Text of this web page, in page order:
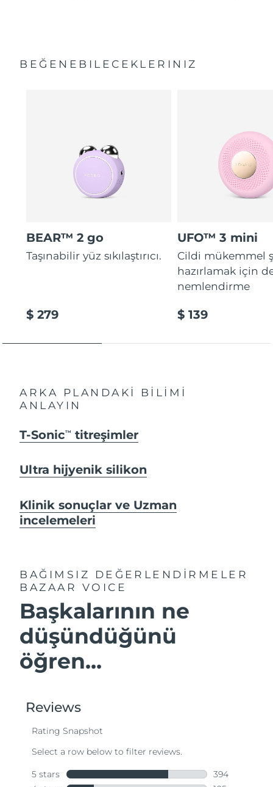
BEĞENEBILECEKLERINIZ
BEAR™ 2 go
Taşınabilir yüz sıkılaştırıcı.
$ 279
UFO™ 3 mini
Cildi mükemmel
hazırlamak için
nemlendirme
$ 139
ARKA PLANDAKİ BİLİMİ
ANLAYIN
T-SonicTM titreşimler
Ultra hijyenik silikon
Klinik sonuçlar ve Uzman
incelemeleri
BAĞIMSIZ DEĞERLENDİRMELER
BAZAAR VOICE
Başkalarının ne
düşündüğünü
öğren...